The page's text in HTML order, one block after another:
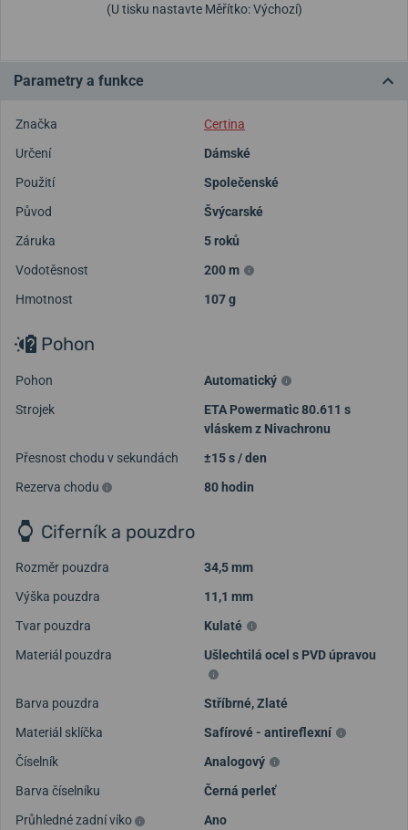
(U tisku nastavte Měřítko: Výchozí)
Parametry a funkce
Značka
Certina
Určení
Dámské
Použití
Společenské
Původ
Švýcarské
Záruka
5 roků
Vodotěsnost
200 m
Hmotnost
107 g
Pohon
Pohon
Automatický
Strojek
ETA Powermatic 80.611 s
vláskem z Nivachronu
Přesnost chodu v sekundách
±15 s / den
Rezerva chodu
80 hodin
Ciferník a pouzdro
Rozměr pouzdra
34,5 mm
Výška pouzdra
11,1 mm
Tvar pouzdra
Kulaté
Materiál pouzdra
Ušlechtilá ocel s PVD úpravou
Barva pouzdra Stříbrné,Zlaté
Materiál sklíčka
Safírové - antireflexní
Číselník
Analogový
Barva číselníku
Černá perleť
Průhledné zadní víko
Ano